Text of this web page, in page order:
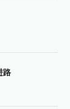
路